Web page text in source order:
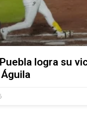
logra su